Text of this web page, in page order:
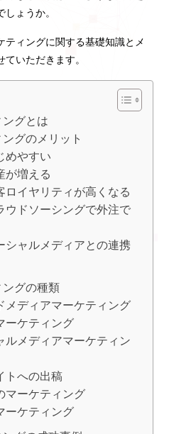
ょうか。
ティングに関する基礎知識とメ
いただきます。
グとは
グのメリット
めやすい
が増える
ロイヤリティが高くなる
ウドソーシングで外注で
シャルメディアとの連携
グの種類
メディアマーケティング
ーケティング
ルメディアマーケティン
トへの出稿
マーケティング
ーケティング